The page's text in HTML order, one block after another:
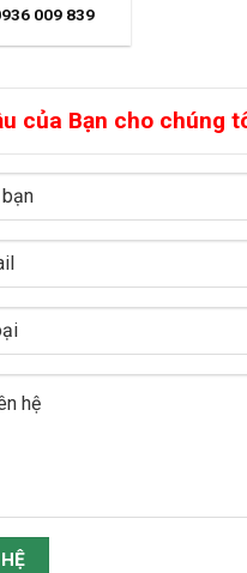
009 839
của Bạn cho chúng